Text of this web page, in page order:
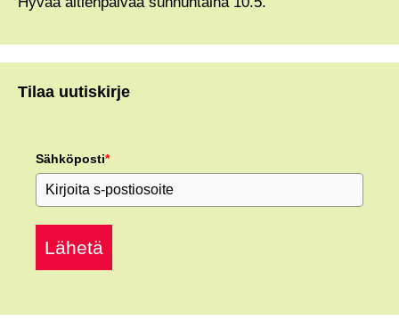
Tilaa uutiskirje
Sähköposti*
Lähetä